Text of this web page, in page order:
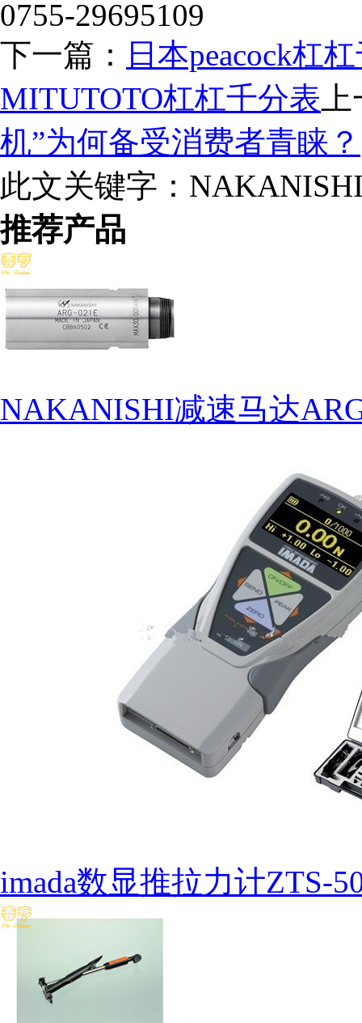
0755-29695109
下一篇：
日本peacock杠
MITUTOTO杠杠千分表
机”为何备受消费者青睐？
此文关键字：
推荐产品
NAKANISHI减速马达
imada数显推拉力计ZTS-